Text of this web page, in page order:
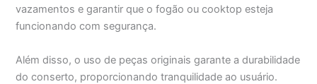
vazamentos e garantir que o fogão ou cooktop esteja
funcionando com segurança.
Além disso, o uso de peças originais garante a durabilidade
do conserto, proporcionando tranquilidade ao usuário.